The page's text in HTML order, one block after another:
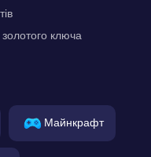
ключа
Майнкрафт